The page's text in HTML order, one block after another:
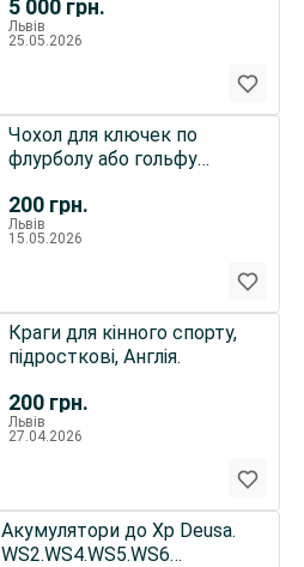
5 000 грн.
Львів
25.05.2026
200 грн.
Чохол для ключек по
флурболу або гольфу
Львів
15.05.2026
200 грн.
Краги для кінного спорту,
підросткові, Англія.
Львів
27.04.2026
Акумулятори до Хp Deusa.
WS2.WS4.WS5.WS6